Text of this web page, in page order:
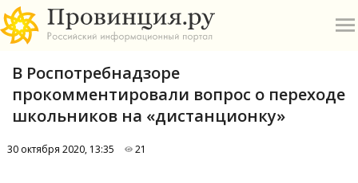
В Роспотребнадзоре
прокомментировали вопрос о переходе
школьников на «дистанционку»
30 октября 2020, 13:35 21